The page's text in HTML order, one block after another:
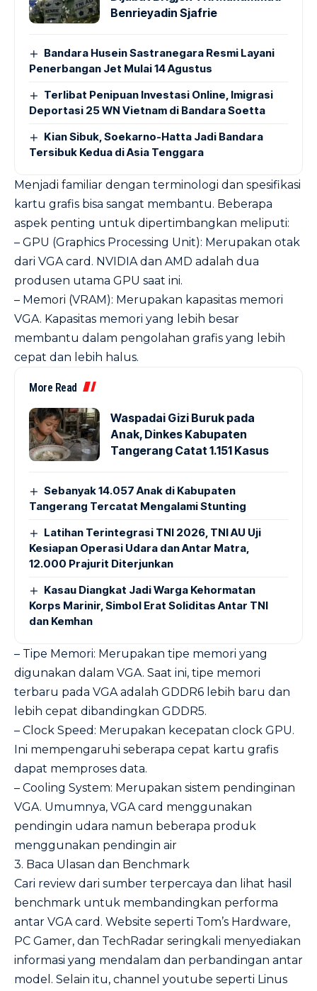
Benrieyadin Sjafrie
Bandara Husein Sastranegara Resmi Layani
Penerbangan Jet Mulai 14 Agustus
Terlibat Penipuan Investasi Online, Imigrasi
Deportasi 25 WN Vietnam di Bandara Soetta
Kian Sibuk, Soekarno-Hatta Jadi Bandara
Tersibuk Kedua di Asia Tenggara
Menjadi familiar dengan terminologi dan spesifikasi
kartu grafis bisa sangat membantu. Beberapa
aspek penting untuk dipertimbangkan meliputi:
– GPU (Graphics Processing Unit): Merupakan otak
dari VGA card. NVIDIA dan AMD adalah dua
produsen utama GPU saat ini.
– Memori (VRAM): Merupakan kapasitas memori
VGA. Kapasitas memori yang lebih besar
membantu dalam pengolahan grafis yang lebih
cepat dan lebih halus.
More Read
Waspadai Gizi Buruk pada
Anak, Dinkes Kabupaten
Tangerang Catat 1.151 Kasus
Sebanyak 14.057 Anak di Kabupaten
Tangerang Tercatat Mengalami Stunting
Latihan Terintegrasi TNI 2026, TNI AU Uji
Kesiapan Operasi Udara dan Antar Matra,
12.000 Prajurit Diterjunkan
Kasau Diangkat Jadi Warga Kehormatan
Korps Marinir, Simbol Erat Soliditas Antar TNI
dan Kemhan
– Tipe Memori: Merupakan tipe memori yang
digunakan dalam VGA. Saat ini, tipe memori
terbaru pada VGA adalah GDDR6 lebih baru dan
lebih cepat dibandingkan GDDR5.
– Clock Speed: Merupakan kecepatan clock GPU.
Ini mempengaruhi seberapa cepat kartu grafis
dapat memproses data.
– Cooling System: Merupakan sistem pendinginan
VGA. Umumnya, VGA card menggunakan
pendingin udara namun beberapa produk
menggunakan pendingin air
3. Baca Ulasan dan Benchmark
Cari review dari sumber terpercaya dan lihat hasil
benchmark untuk membandingkan performa
antar VGA card. Website seperti Tom’s Hardware,
PC Gamer, dan TechRadar seringkali menyediakan
informasi yang mendalam dan perbandingan antar
model. Selain itu, channel youtube seperti Linus